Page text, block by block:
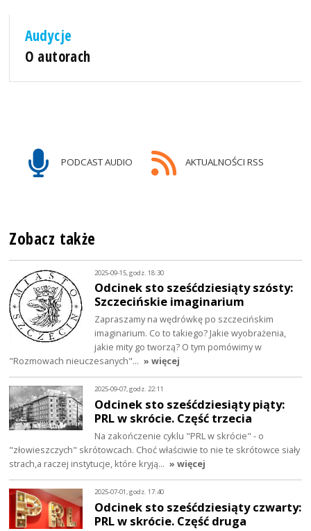
Audycje
O autorach
PODCAST AUDIO AKTUALNOŚCI RSS
Zobacz także
2025-09-15, godz. 18:30
Odcinek sto sześćdziesiąty szósty:
Szczecińskie imaginarium
Zapraszamy na wędrówkę po szczecińskim
imaginarium. Co to takiego? Jakie wyobrażenia,
jakie mity go tworzą? O tym pomówimy w
"Rozmowach nieuczesanych"… » więcej
2025-09-07, godz. 22:11
Odcinek sto sześćdziesiąty piąty:
PRL w skrócie. Część trzecia
Na zakończenie cyklu "PRL w skrócie" - o
"złowieszczych" skrótowcach. Choć właściwie to nie te skrótowce siały
strach,a raczej instytucje, które kryją… » więcej
2025-07-01, godz. 17:40
Odcinek sto sześćdziesiąty czwarty:
PRL w skrócie. Część druga